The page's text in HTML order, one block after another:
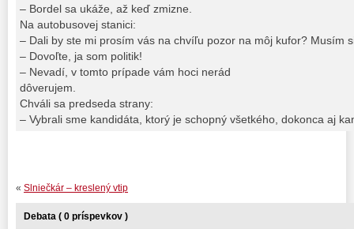
– Bordel sa ukáže, až keď zmizne.
Na autobusovej stanici:
– Dali by ste mi prosím vás na chvíľu pozor na môj kufor? Musím
– Dovoľte, ja som politik!
– Nevadí, v tomto prípade vám hoci nerád
dôverujem.
Chváli sa predseda strany:
– Vybrali sme kandidáta, ktorý je schopný všetkého, dokonca aj
« Slniečkár – kreslený vtip
Debata ( 0 príspevkov )